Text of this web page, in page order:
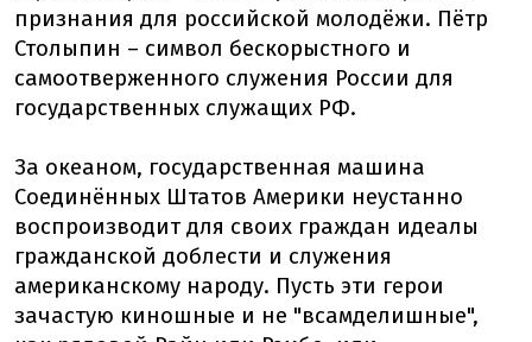
признания для российской молодёжи. Пётр
Столыпин – символ бескорыстного и
самоотверженного служения России для
государственных служащих РФ.
За океаном, государственная машина
Соединённых Штатов Америки неустанно
воспроизводит для своих граждан идеалы
гражданской доблести и служения
американскому народу. Пусть эти герои
зачастую киношные и не "всамделишные",